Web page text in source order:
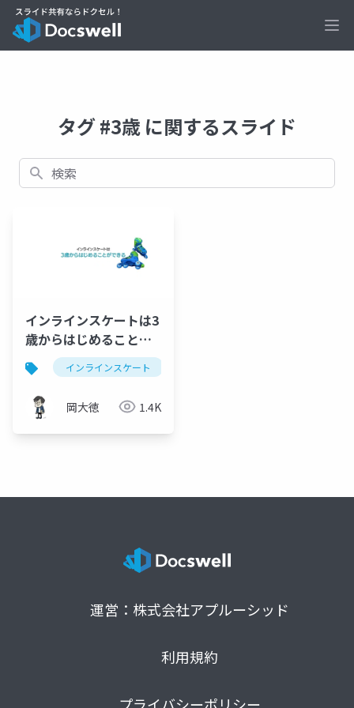
タグ #3歳 に関するスライド
検索
インラインスケートは3
歳からはじめることが
できる インラインスケート
岡大徳 1.4K
運営：株式会社アプルーシッド
利用規約
プライバシーポリシー